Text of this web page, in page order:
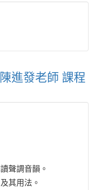
進發老師 課程
聲調音韻。
其用法。